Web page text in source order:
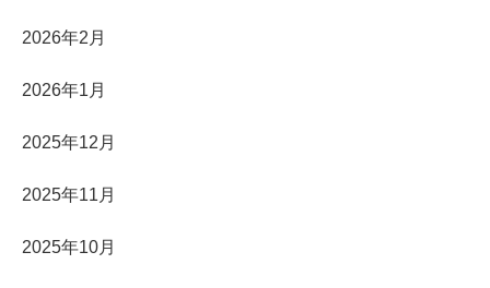
2026年2月
2026年1月
2025年12月
2025年11月
2025年10月